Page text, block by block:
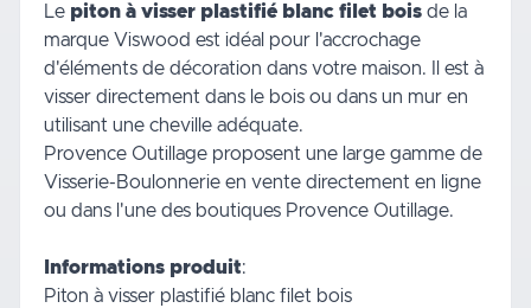
Le piton à visser plastifié blanc filet bois de la
marque Viswood est idéal pour l'accrochage
d'éléments de décoration dans votre maison. Il est à
visser directement dans le bois ou dans un mur en
utilisant une cheville adéquate.
Provence Outillage proposent une large gamme de
Visserie-Boulonnerie en vente directement en ligne
ou dans l'une des boutiques Provence Outillage.
Informations produit:
Piton à visser plastifié blanc filet bois